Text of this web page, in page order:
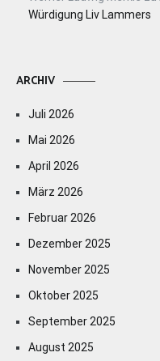
Würdigung Liv Lammers
ARCHIV
Juli 2026
Mai 2026
April 2026
März 2026
Februar 2026
Dezember 2025
November 2025
Oktober 2025
September 2025
August 2025